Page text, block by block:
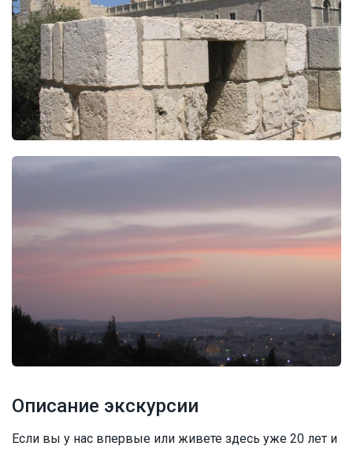
Описание экскурсии
Если вы у нас впервые или живете здесь уже 20 лет и